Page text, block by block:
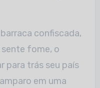
confiscada,
sente fome, o
para trás seu país
em uma